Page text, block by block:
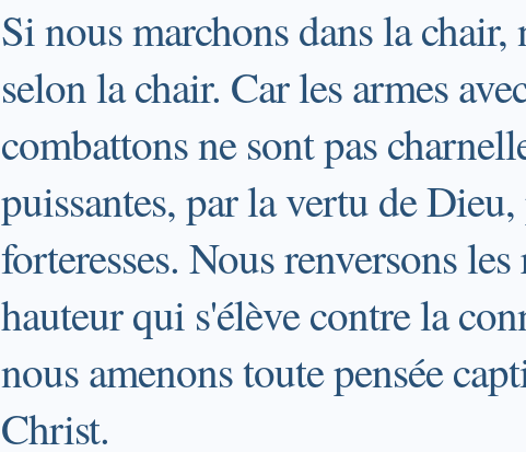
Si nous marchons dans la
selon la chair. Car les armes
combattons ne sont pas
puissantes, par la vertu de
forteresses. Nous renversons
hauteur qui s'élève contre la
nous amenons toute pensée
Christ.